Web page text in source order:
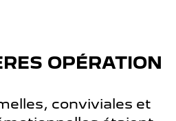
OPÉRATION
conviviales et